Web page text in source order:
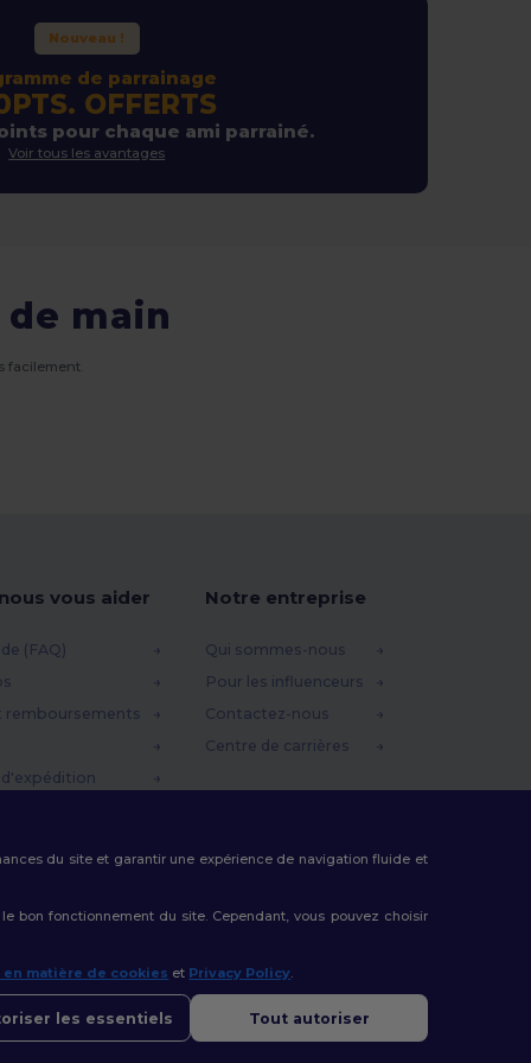
Nouveau !
de parrainage
OFFERTS
pour chaque ami parrainé.
Voir tous les avantages
main
facilement.
vous aider
(FAQ)
remboursements
Notre entreprise
Qui sommes-nous
Pour les influenceurs
Contactez-nous
Centre de carrières
du site et garantir une expérience de navigation fluide et
bon fonctionnement du site. Cependant, vous pouvez choisir
matière de cookies et Privacy Policy.
les essentiels Tout autoriser